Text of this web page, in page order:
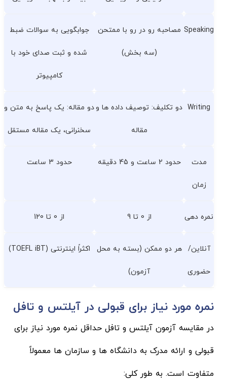
Speaking مصاحبه رو در رو با ممتحن
(سه بخش)
جوابگویی به سوالات ضبط
شده و ثبت صدای خود با
کامپیوتر
Writing دو تکلیف: توصیف داده ها و
مقاله
دو مقاله: یک پاسخ به متن و
سخنرانی، یک مقاله مستقل
مدت
زمان
حدود 2 ساعت و 45 دقیقه حدود 3 ساعت
نمره دهی از 0 تا 9 از 0 تا 120
آنلاین/
حضوری
هر دو ممکن (بسته به محل
آزمون)
اکثراً اینترنتی (TOEFL iBT)
نمره مورد نیاز برای قبولی در آیلتس و تافل
در مقایسه آزمون آیلتس و تافل حداقل نمره مورد نیاز برای
قبولی و ارائه مدرک به دانشگاه ها و سازمان ها معمولاً
متفاوت است. به طور کلی: